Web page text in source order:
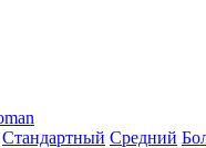
Стандартный Средний